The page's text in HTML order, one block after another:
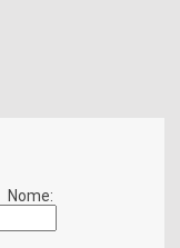
Nome: